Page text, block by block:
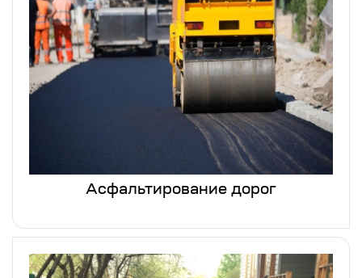
Асфальтирование дорог